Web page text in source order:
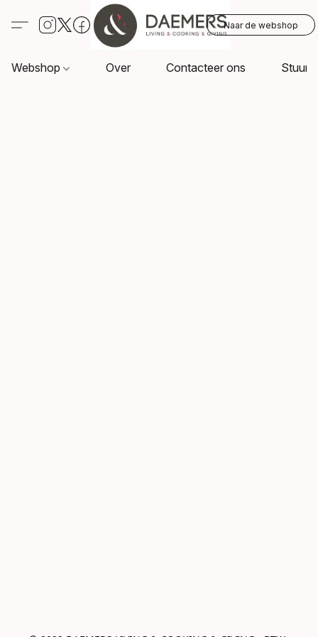
Naar de webshop
Webshop Over Contacteer ons Stuur